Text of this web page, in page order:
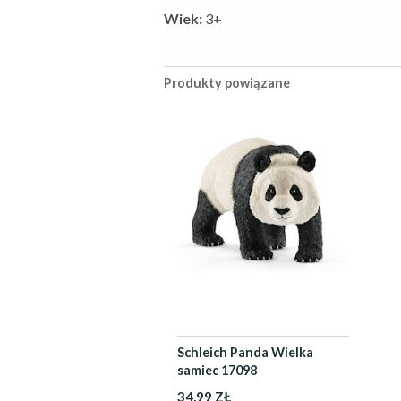
Wiek:3+
Produkty powiązane
Schleich Panda Wielka
samiec 17098
34,99 ZŁ